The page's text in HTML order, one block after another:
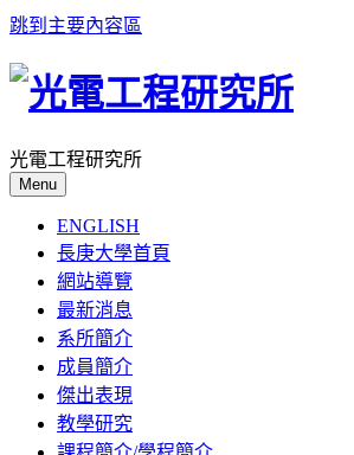
跳到主要內容區
光電工程研究所
Menu
ENGLISH
長庚大學首頁
網站導覽
最新消息
系所簡介
成員簡介
傑出表現
教學研究